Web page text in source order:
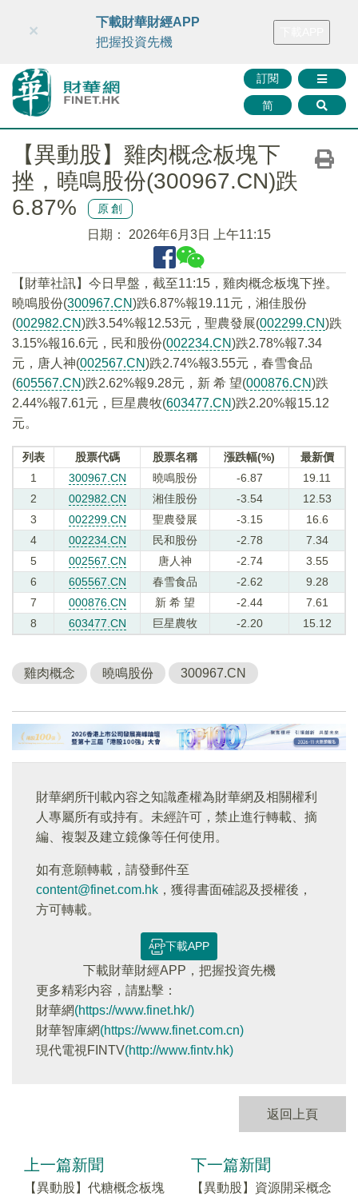
財華智庫網 FINTV FINMETA 財華證券 媒體矩陣
訂閱
简
×
下載財華財經APP
把握投資先機
【異動股】雞肉概念板塊下
挫，曉鳴股份(300967.CN)跌
6.87%
原創
日期： 2026年6月3日 上午11:15
【財華社訊】今日早盤，截至11:15，雞肉概念板塊下挫。
曉鳴股份(300967.CN)跌6.87%報19.11元，湘佳股份
(002982.CN)跌3.54%報12.53元，聖農發展(002299.CN)跌
3.15%報16.6元，民和股份(002234.CN)跌2.78%報7.34
元，唐人神(002567.CN)跌2.74%報3.55元，春雪食品
(605567.CN)跌2.62%報9.28元，新 希 望(000876.CN)跌
2.44%報7.61元，巨星農牧(603477.CN)跌2.20%報15.12
元。
列表 股票代碼 股票名稱 漲跌幅(%)
最新價
1
300967.CN 曉鳴股份 -6.87
19.11
2
002982.CN 湘佳股份 -3.54
12.53
3
002299.CN 聖農發展 -3.15
16.6
4
002234.CN 民和股份 -2.78
7.34
5
002567.CN 唐人神 -2.74
3.55
6
605567.CN 春雪食品 -2.62
9.28
7
000876.CN 新 希 望 -2.44
7.61
8
603477.CN 巨星農牧 -2.20 15.12
雞肉概念 曉鳴股份 300967.CN
財華網所刊載內容之知識產權為財華網及相關權利
人專屬所有或持有。未經許可，禁止進行轉載、摘
編、複製及建立鏡像等任何使用。
如有意願轉載，請發郵件至
content@finet.com.hk ，獲得書面確認及授權後，
方可轉載。
下載APP
下載財華財經APP，把握投資先機
更多精彩内容，請點擊：
財華網(https://www.finet.hk/)
財華智庫網(https://www.finet.com.cn)
現代電視FINTV(http://www.fintv.hk)
返回上頁
上一篇新聞
【異動股】代糖概念板塊
下一篇新聞
【異動股】資源開采概念